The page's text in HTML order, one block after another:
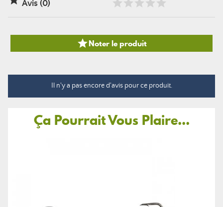
Avis (0)
Noter le produit
Il n'y a pas encore d'avis pour ce produit.
Ça Pourrait Vous Plaire...